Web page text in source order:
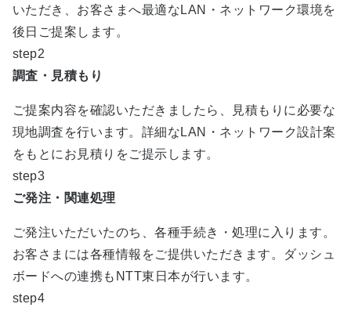
いただき、お客さまへ最適なLAN・ネットワーク環境を
後日ご提案します。
step2
調査・見積もり
ご提案内容を確認いただきましたら、見積もりに必要な
現地調査を行います。詳細なLAN・ネットワーク設計案
をもとにお見積りをご提示します。
step3
ご発注・関連処理
ご発注いただいたのち、各種手続き・処理に入ります。
お客さまには各種情報をご提供いただきます。ダッシュ
ボードへの連携もNTT東日本が行います。
step4